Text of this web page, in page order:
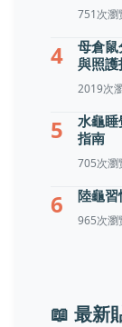
751次瀏
4
母倉
與照
2019次
5
水龜
指南
705次瀏
6 陸龜
965次瀏
📖 最新